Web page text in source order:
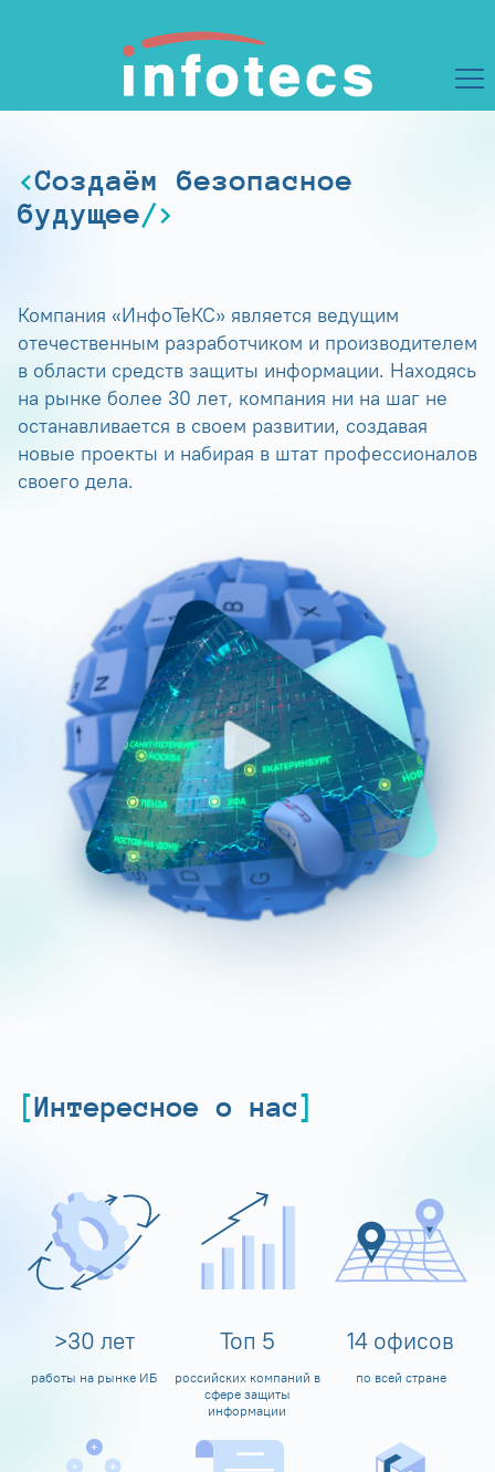
Создаём безопасное
будущее
Компания «ИнфоТеКС» является ведущим
отечественным разработчиком и производителем
в области средств защиты информации. Находясь
на рынке более 30 лет, компания ни на шаг не
останавливается в своем развитии, создавая
новые проекты и набирая в штат профессионалов
своего дела.
Интересное о нас
>30 лет
работы на рынке ИБ
Топ 5
российских компаний в
сфере защиты
информации
14 офисов
по всей стране